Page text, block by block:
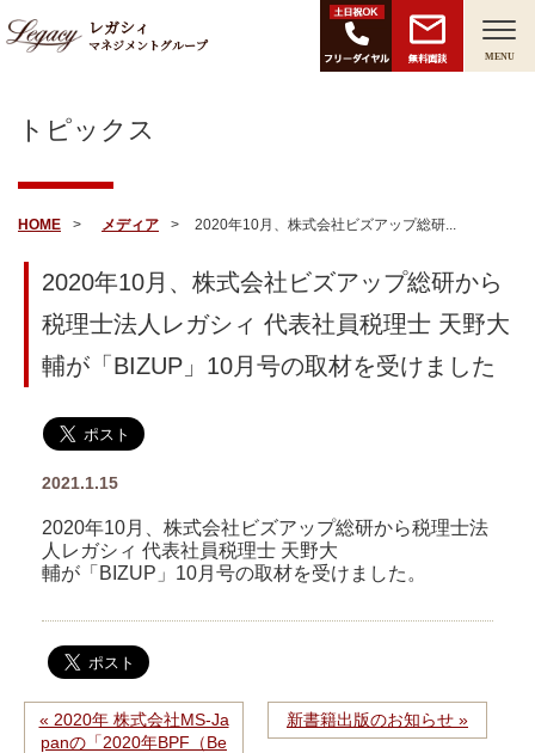
レガシィ
マネジメントグループ
無料面談 MENU
トピックス
HOME メディア 2020年10月、株式会社ビズアップ総研...
2020年10月、株式会社ビズアップ総研から
税理士法人レガシィ 代表社員税理士 天野大
輔が「BIZUP」10月号の取材を受けました
2021.1.15
2020年10月、株式会社ビズアップ総研から税理士法
人レガシィ 代表社員税理士 天野大
輔が「BIZUP」10月号の取材を受けました。
« 2020年 株式会社MS-Ja
panの「2020年BPF（Be
新書籍出版のお知らせ »